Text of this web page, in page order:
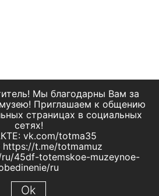
Мы благодарны Вам за
Приглашаем к общению
страницах в социальных
сетях!
vk.com/totma35
https://t.me/totmamuz
45df-totemskoe-muzeynoe-
ru
Ok